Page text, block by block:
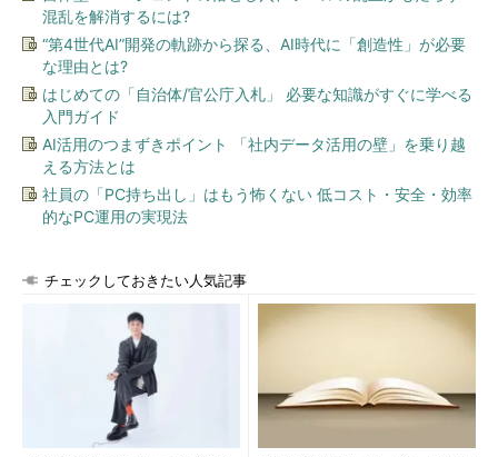
混乱を解消するには?
“第4世代AI”開発の軌跡から探る、AI時代に「創造性」が必要
な理由とは?
はじめての「自治体/官公庁入札」 必要な知識がすぐに学べる
入門ガイド
AI活用のつまずきポイント 「社内データ活用の壁」を乗り越
える方法とは
社員の「PC持ち出し」はもう怖くない 低コスト・安全・効率
的なPC運用の実現法
チェックしておきたい人気記事